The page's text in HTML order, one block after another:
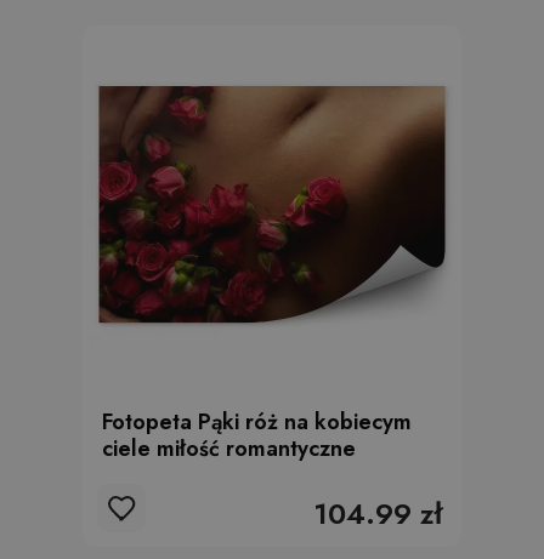
Fotopeta Pąki róż na kobiecym
ciele miłość romantyczne
104.99 zł